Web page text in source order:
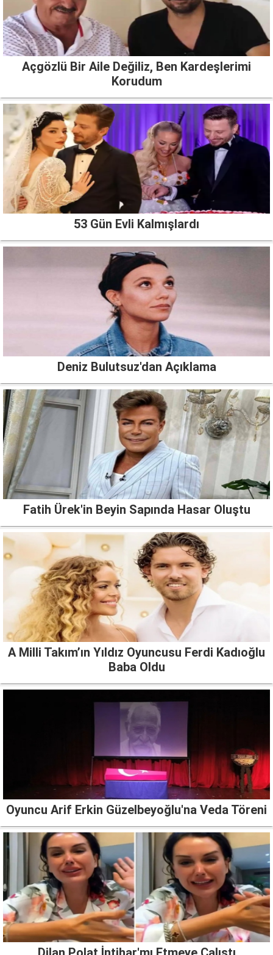
Açgözlü Bir Aile Değiliz, Ben Kardeşlerimi
Korudum
53 Gün Evli Kalmışlardı
Deniz Bulutsuz'dan Açıklama
Fatih Ürek'in Beyin Sapında Hasar Oluştu
A Milli Takım’ın Yıldız Oyuncusu Ferdi Kadıoğlu
Baba Oldu
Oyuncu Arif Erkin Güzelbeyoğlu'na Veda Töreni